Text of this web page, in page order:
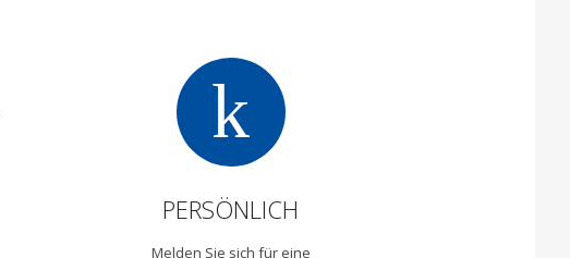
k
PERSÖNLICH
Melden Sie sich für eine